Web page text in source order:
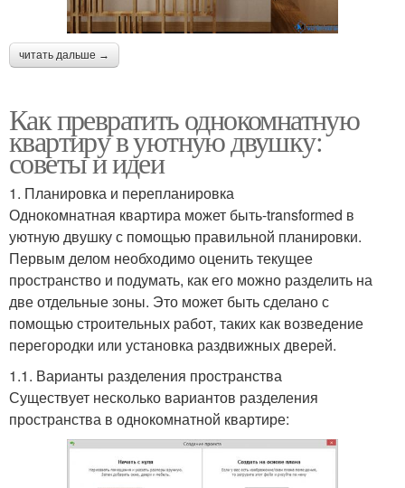
читать дальше →
Как превратить однокомнатную
квартиру в уютную двушку:
советы и идеи
1. Планировка и перепланировка
Однокомнатная квартира может быть-transformed в
уютную двушку с помощью правильной планировки.
Первым делом необходимо оценить текущее
пространство и подумать, как его можно разделить на
две отдельные зоны. Это может быть сделано с
помощью строительных работ, таких как возведение
перегородки или установка раздвижных дверей.
1.1. Варианты разделения пространства
Существует несколько вариантов разделения
пространства в однокомнатной квартире: